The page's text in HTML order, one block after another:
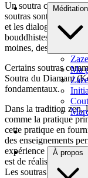
Méditation
Ma
À propos
Un soutra contient
soutras sont des
et les dialogues du
bouddhistes. Ils
moines, des nonnes
Certains soutras
Soutra du Diamant
fondamentaux.
Dans la tradition zen,
comme la pratique
cette pratique en
des enseignements
expérience
est de réaliser l’éveil
Les soutras